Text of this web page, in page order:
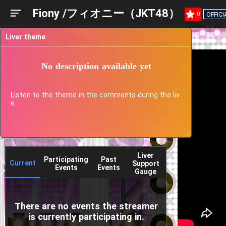
Fiony /フィオニー（JKT48） 0
Current
Participating
Events
Past
Events
Liver
Support
Gauge
There are no events the streamer
is currently participating in.
Liver theme
No description available yet
Listen to the theme in the comments during the liv
e